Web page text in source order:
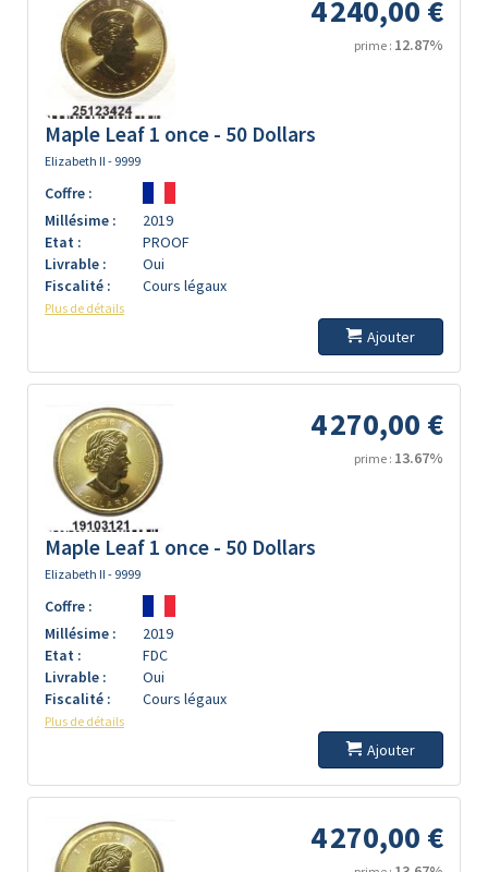
4 240,00 €
prime : 12.87%
Maple Leaf 1 once - 50 Dollars
Elizabeth II - 9999
Coffre :
Millésime :
2019
Etat :
PROOF
Livrable :
Oui
Fiscalité :
Cours légaux
Plus de détails
Ajouter
4 270,00 €
prime : 13.67%
Maple Leaf 1 once - 50 Dollars
Elizabeth II - 9999
Coffre :
Millésime :
2019
Etat :
FDC
Livrable :
Oui
Fiscalité :
Cours légaux
Plus de détails
Ajouter
4 270,00 €